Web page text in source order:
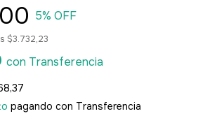
5% OFF
$3.732,23
con Transferencia
pagando con Transferencia